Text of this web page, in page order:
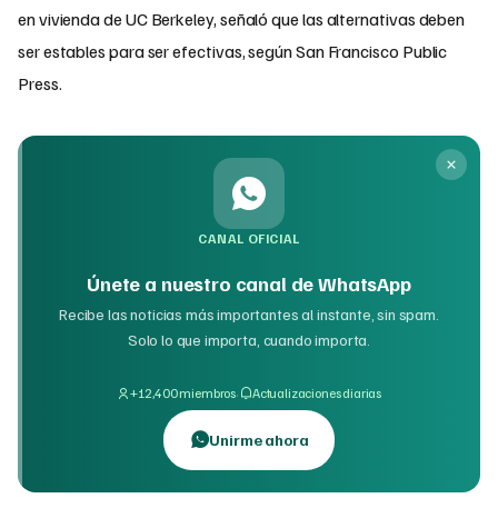
en vivienda de UC Berkeley, señaló que las alternativas deben
ser estables para ser efectivas, según San Francisco Public
Press.
CANAL OFICIAL
Únete a nuestro canal de WhatsApp
Recibe las noticias más importantes al instante, sin spam.
Solo lo que importa, cuando importa.
+12,400 miembros· Actualizaciones diarias
Unirme ahora